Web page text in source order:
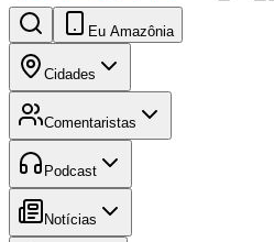
Eu Amazônia
Cidades
Comentaristas
Podcast
Notícias